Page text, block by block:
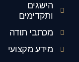
הישגים
ותקדימים
מכתבי תודה
מידע מקצועי